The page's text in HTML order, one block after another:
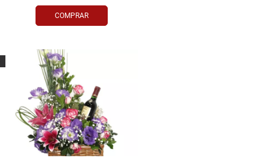
COMPRAR